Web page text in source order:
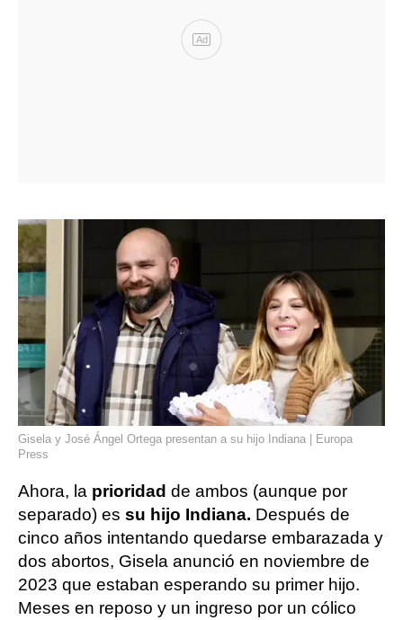
Ad
Gisela y José Ángel Ortega presentan a su hijo Indiana | Europa
Press
Ahora, la prioridad de ambos (aunque por
separado) es su hijo Indiana. Después de
cinco años intentando quedarse embarazada y
dos abortos, Gisela anunció en noviembre de
2023 que estaban esperando su primer hijo.
Meses en reposo y un ingreso por un cólico